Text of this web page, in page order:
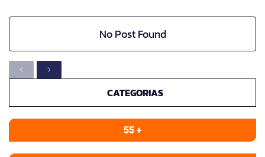
No Post Found
CATEGORIAS
55 +